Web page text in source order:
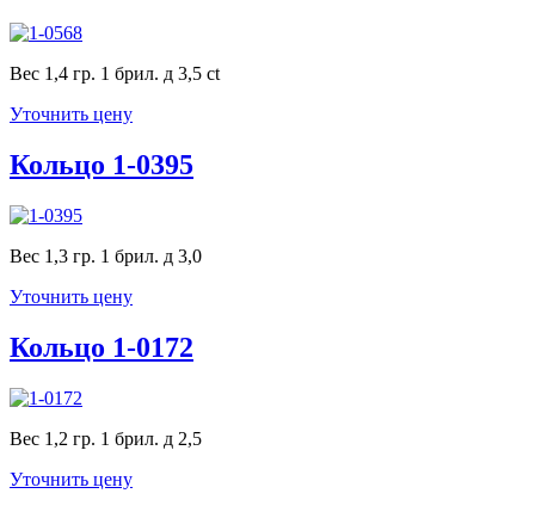
Вес 1,4 гр. 1 брил. д 3,5 ct
Уточнить цену
Кольцо 1-0395
Вес 1,3 гр. 1 брил. д 3,0
Уточнить цену
Кольцо 1-0172
Вес 1,2 гр. 1 брил. д 2,5
Уточнить цену